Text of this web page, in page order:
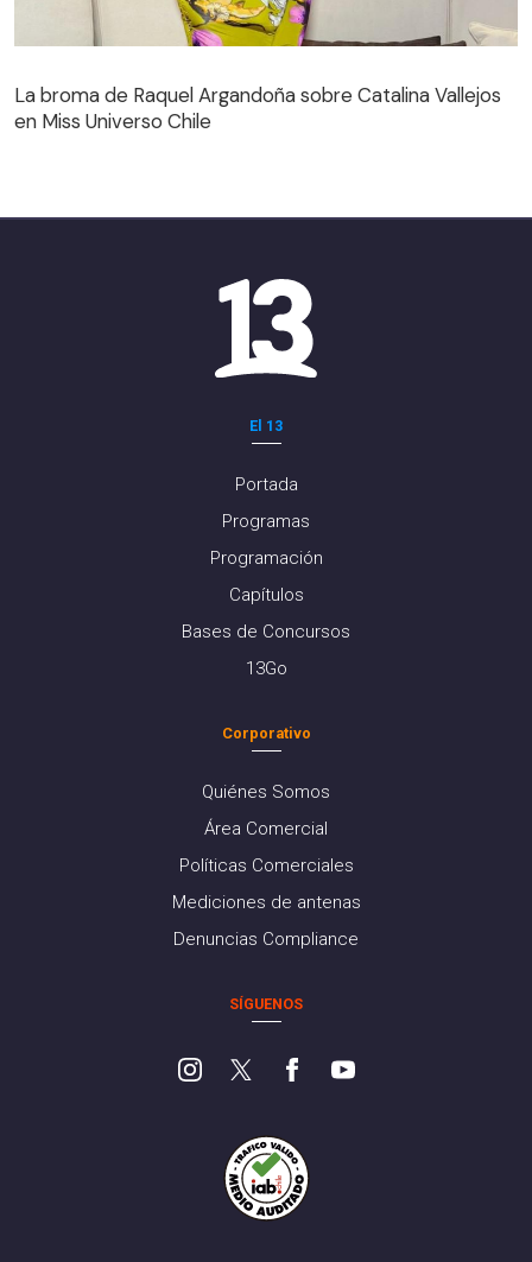
La broma de Raquel Argandoña sobre Catalina Vallejos
en Miss Universo Chile
El 13
Portada
Programas
Programación
Capítulos
Bases de Concursos
13Go
Corporativo
Quiénes Somos
Área Comercial
Políticas Comerciales
Mediciones de antenas
Denuncias Compliance
SÍGUENOS